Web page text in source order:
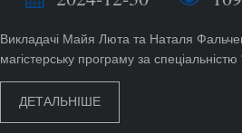
Викладачі Майя Люта та Наталя
магістерську програму за спеціальністю
ДЕТАЛЬНІШЕ